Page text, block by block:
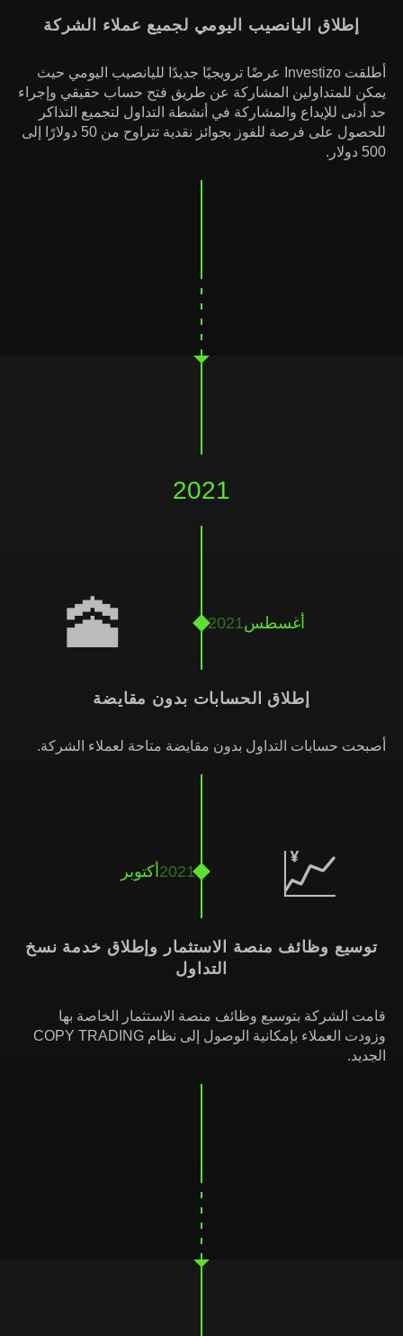
إطلاق اليانصيب اليومي لجميع عملاء الشركة
أطلقت Investizo عرضًا ترويجيًا جديدًا لليانصيب اليومي حيث
يمكن للمتداولين المشاركة عن طريق فتح حساب حقيقي وإجراء
حد أدنى للإيداع والمشاركة في أنشطة التداول لتجميع التذاكر
للحصول على فرصة للفوز بجوائز نقدية تتراوح من 50 دولارًا إلى
500 دولار.
2021
إطلاق الحسابات بدون مقايضة
أصبحت حسابات التداول بدون مقايضة متاحة لعملاء الشركة.
أغسطس2021
🕋
توسيع وظائف منصة الاستثمار وإطلاق خدمة نسخ
التداول
قامت الشركة بتوسيع وظائف منصة الاستثمار الخاصة بها
وزودت العملاء بإمكانية الوصول إلى نظام COPY TRADING
الجديد.
أكتوبر 2021 💹